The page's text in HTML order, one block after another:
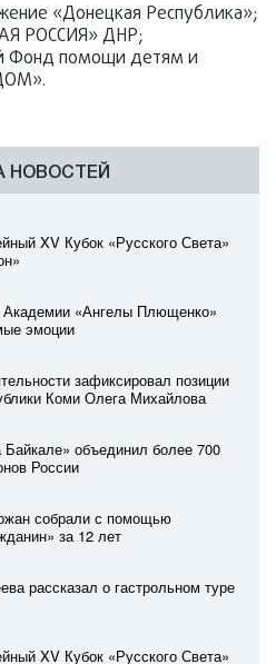
«Донецкая Республика»;
РОССИЯ» ДНР;
Фонд помощи детям и
НОВОСТЕЙ
XV Кубок «Русского Света»
Академии «Ангелы Плющенко»
эмоции
зафиксировал позиции
Коми Олега Михайлова
объединил более 700
России
собрали с помощью
за 12 лет
рассказал о гастрольном туре
XV Кубок «Русского Света»